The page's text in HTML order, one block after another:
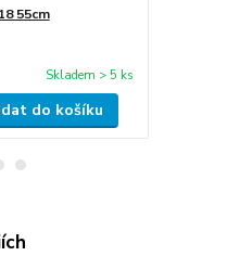
55cm
Skladem > 5 ks
do košíku